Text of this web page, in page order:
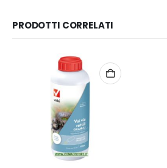
PRODOTTI CORRELATI
ESAURITO